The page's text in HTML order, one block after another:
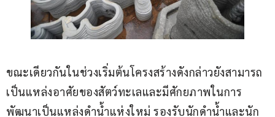
ขณะเดียวกันในช่วงเริ่มต้นโครงสร้างดังกล่าวยังสามารถ
เป็นแหล่งอาศัยของสัตว์ทะเลและมีศักยภาพในการ
พัฒนาเป็นแหล่งดำน้ำแห่งใหม่ รองรับนักดำน้ำและนัก